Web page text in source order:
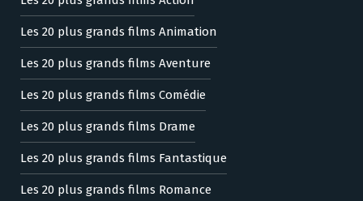
Les 20 plus grands films Animation
Les 20 plus grands films Aventure
Les 20 plus grands films Comédie
Les 20 plus grands films Drame
Les 20 plus grands films Fantastique
Les 20 plus grands films Romance